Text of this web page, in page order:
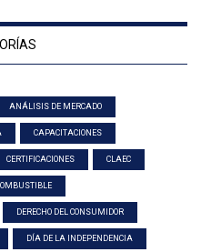
ANÁLISIS DE MERCADO
CAPACITACIONES
CERTIFICACIONES CLAEC
DERECHO DEL CONSUMIDOR
DÍA DE LA INDEPENDENCIA